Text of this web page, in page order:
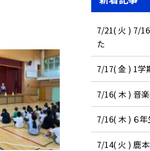
7/21( 火 ) 7/
た
7/17( 金 ) 1学
7/16( 木 ) 音
7/16( 木 ) ６
7/14( 火 ) 鹿